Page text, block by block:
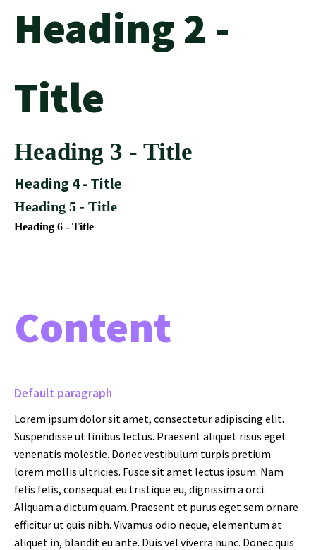
Heading 2 -
Title
Heading 3 - Title
Heading 4 - Title
Heading 5 - Title
Heading 6 - Title
Content
Default paragraph
Lorem ipsum dolor sit amet, consectetur adipiscing elit.
Suspendisse ut finibus lectus. Praesent aliquet risus eget
venenatis molestie. Donec vestibulum turpis pretium
lorem mollis ultricies. Fusce sit amet lectus ipsum. Nam
felis felis, consequat eu tristique eu, dignissim a orci.
Aliquam a dictum quam. Praesent et purus eget sem ornare
efficitur ut quis nibh. Vivamus odio neque, elementum at
aliquet in, blandit eu ante. Duis vel viverra nunc. Donec quis